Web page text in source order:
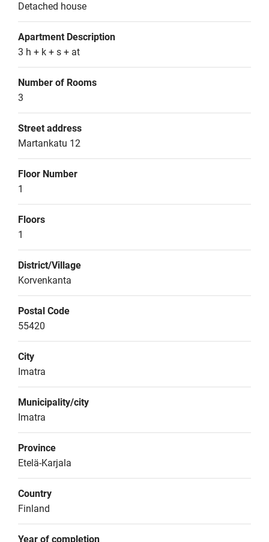
Detached house
Apartment Description
3 h + k + s + at
Number of Rooms
3
Street address
Martankatu 12
Floor Number
1
Floors
1
District/Village
Korvenkanta
Postal Code
55420
City
Imatra
Municipality/city
Imatra
Province
Etelä-Karjala
Country
Finland
Year of completion